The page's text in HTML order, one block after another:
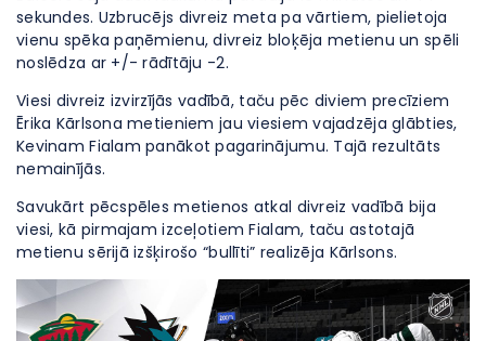
sekundes. Uzbrucējs divreiz meta pa vārtiem, pielietoja
vienu spēka paņēmienu, divreiz bloķēja metienu un spēli
noslēdza ar +/- rādītāju -2.
Viesi divreiz izvirzījās vadībā, taču pēc diviem precīziem
Ērika Kārlsona metieniem jau viesiem vajadzēja glābties,
Kevinam Fialam panākot pagarinājumu. Tajā rezultāts
nemainījās.
Savukārt pēcspēles metienos atkal divreiz vadībā bija
viesi, kā pirmajam izceļotiem Fialam, taču astotajā
metienu sērijā izšķirošo “bullīti” realizēja Kārlsons.